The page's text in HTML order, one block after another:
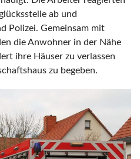
ab und
Polizei. Gemeinsam mit
die Anwohner in der Nähe
ihre Häuser zu verlassen
zu begeben.